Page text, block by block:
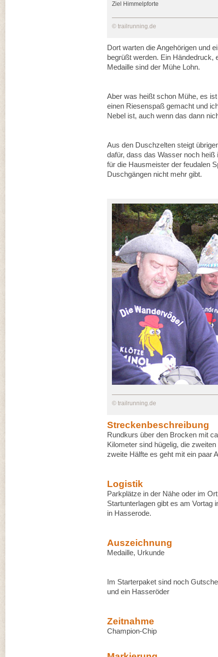
Ziel Himmelpforte
© trailrunning.de
Dort warten die Angehörigen und
begrüßt werden. Ein Händedruck,
Medaille sind der Mühe Lohn.
Aber was heißt schon Mühe, es
einen Riesenspaß gemacht und
Nebel ist, auch wenn das dann
Aus den Duschzelten steigt
dafür, dass das Wasser noch
für die Hausmeister der feudalen
Duschgängen nicht mehr gibt.
© trailrunning.de
Streckenbeschreibung
Rundkurs über den Brocken mit
Kilometer sind hügelig, die
zweite Hälfte es geht mit ein paar
Logistik
Parkplätze in der Nähe oder im
Startunterlagen gibt es am Vortag
in Hasserode.
Auszeichnung
Medaille, Urkunde
Im Starterpaket sind noch
und ein Hasseröder
Zeitnahme
Champion-Chip